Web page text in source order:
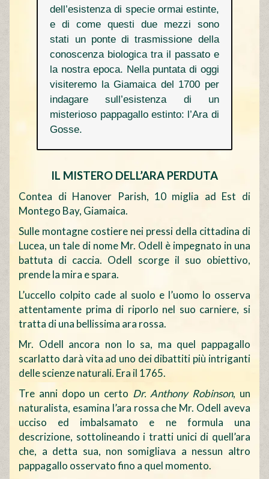
dell’esistenza di specie ormai estinte,
e di come questi due mezzi sono
stati un ponte di trasmissione della
conoscenza biologica tra il passato e
la nostra epoca. Nella puntata di oggi
visiteremo la Giamaica del 1700 per
indagare sull’esistenza di un
misterioso pappagallo estinto: l’Ara di
Gosse.
IL MISTERO DELL’ARA PERDUTA
Contea di Hanover Parish, 10 miglia ad Est di
Montego Bay, Giamaica.
Sulle montagne costiere nei pressi della cittadina di
Lucea, un tale di nome Mr. Odell è impegnato in una
battuta di caccia. Odell scorge il suo obiettivo,
prende la mira e spara.
L’uccello colpito cade al suolo e l’uomo lo osserva
attentamente prima di riporlo nel suo carniere, si
tratta di una bellissima ara rossa.
Mr. Odell ancora non lo sa, ma quel pappagallo
scarlatto darà vita ad uno dei dibattiti più intriganti
delle scienze naturali. Era il 1765.
Tre anni dopo un certo Dr. Anthony Robinson, un
naturalista, esamina l’ara rossa che Mr. Odell aveva
ucciso ed imbalsamato e ne formula una
descrizione, sottolineando i tratti unici di quell’ara
che, a detta sua, non somigliava a nessun altro
pappagallo osservato fino a quel momento.